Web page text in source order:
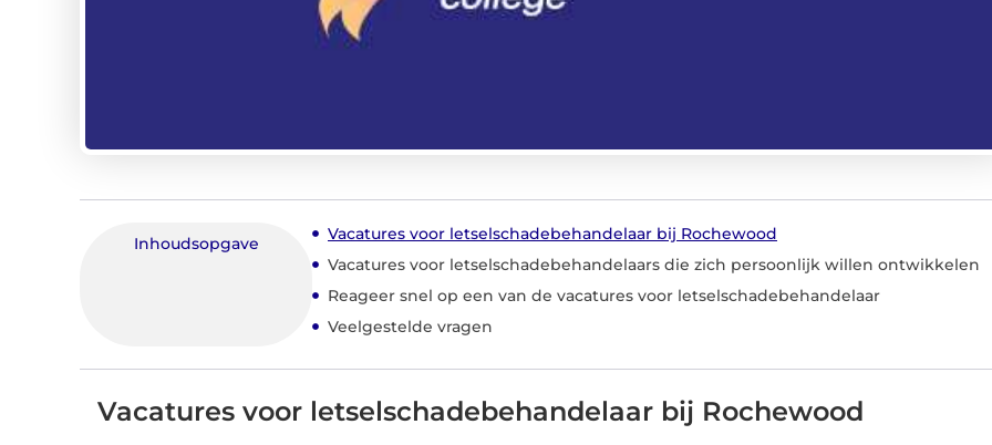
Inhoudsopgave
Vacatures voor letselschadebehandelaar bij Rochewood
Vacatures voor letselschadebehandelaars die zich persoonlijk willen ontwikkelen
Reageer snel op een van de vacatures voor letselschadebehandelaar
Veelgestelde vragen
Vacatures voor letselschadebehandelaar bij Rochewood